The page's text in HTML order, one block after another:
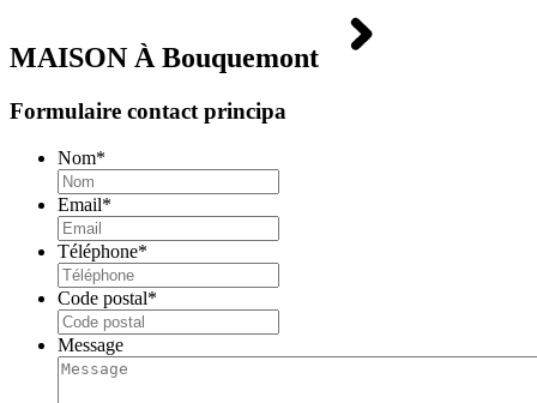
MAISON À Bouquemont
Formulaire contact principa
Nom*
Email*
Téléphone*
Code postal*
Message